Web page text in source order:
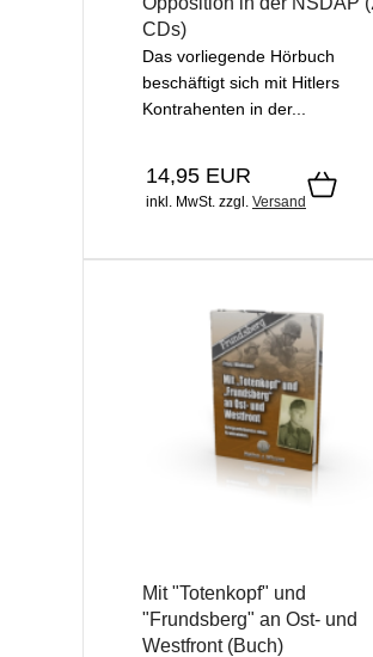
CDs)
Das vorliegende Hörbuch
beschäftigt sich mit Hitlers
Kontrahenten in der...
14,95 EUR
inkl. MwSt. zzgl. Versand
Mit "Totenkopf" und
"Frundsberg" an Ost- und
Westfront (Buch)